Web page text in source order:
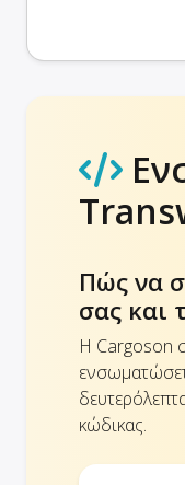
Πώς να
σας και
Η Cargoson
κώδικας.